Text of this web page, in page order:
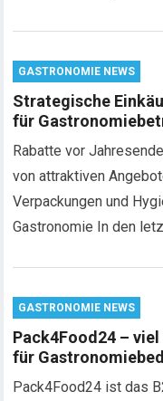
GASTRONOMIE NEWS
Strategische
für
Rabatte vor
von attraktiven
Verpackungen und
Gastronomie In den
GASTRONOMIE NEWS
Pack4Food24 –
für
Pack4Food24 ist das